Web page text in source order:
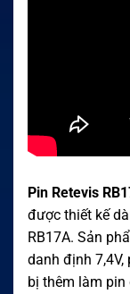
Pin Retevis
được thiết kế
RB17A. Sản
danh định
bị thêm làm